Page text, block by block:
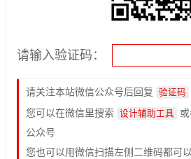
请输入验证码：
请关注本站微信公众号后回复 验证码
您可以在微信里搜索
设计辅助工具
公众号
您也可以用微信扫描左侧二维码都可